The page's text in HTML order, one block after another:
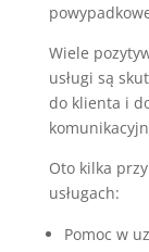
Wiele
usługi są
do klienta i
Oto kilka
usługach:
Pomoc w